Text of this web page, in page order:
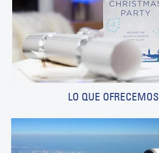
LO QUE OFRECEMOS